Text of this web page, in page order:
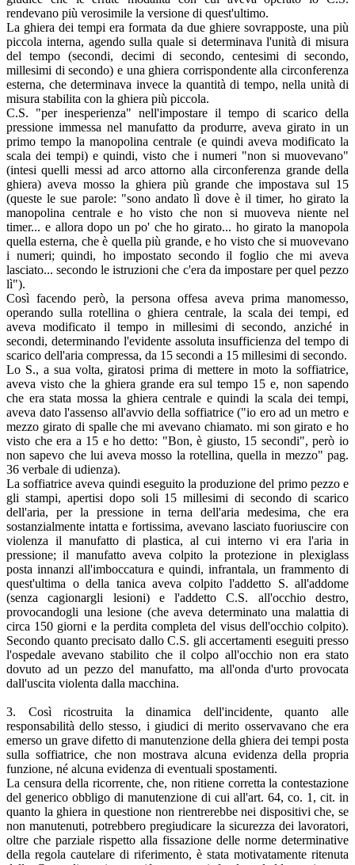
rendevano più verosimile la versione di quest'ultimo.
La ghiera dei tempi era formata da due ghiere sovrapposte, una più
piccola interna, agendo sulla quale si determinava l'unità di misura
del tempo (secondi, decimi di secondo, centesimi di secondo,
millesimi di secondo) e una ghiera corrispondente alla circonferenza
esterna, che determinava invece la quantità di tempo, nella unità di
misura stabilita con la ghiera più piccola.
C.S. "per inesperienza" nell'impostare il tempo di scarico della
pressione immessa nel manufatto da produrre, aveva girato in un
primo tempo la manopolina centrale (e quindi aveva modificato la
scala dei tempi) e quindi, visto che i numeri "non si muovevano"
(intesi quelli messi ad arco attorno alla circonferenza grande della
ghiera) aveva mosso la ghiera più grande che impostava sul 15
(queste le sue parole: "sono andato lì dove è il timer, ho girato la
manopolina centrale e ho visto che non si muoveva niente nel
timer... e allora dopo un po' che ho girato... ho girato la manopola
quella esterna, che è quella più grande, e ho visto che si muovevano
i numeri; quindi, ho impostato secondo il foglio che mi aveva
lasciato... secondo le istruzioni che c'era da impostare per quel pezzo
lì").
Così facendo però, la persona offesa aveva prima manomesso,
operando sulla rotellina o ghiera centrale, la scala dei tempi, ed
aveva modificato il tempo in millesimi di secondo, anziché in
secondi, determinando l'evidente assoluta insufficienza del tempo di
scarico dell'aria compressa, da 15 secondi a 15 millesimi di secondo.
Lo S., a sua volta, giratosi prima di mettere in moto la soffiatrice,
aveva visto che la ghiera grande era sul tempo 15 e, non sapendo
che era stata mossa la ghiera centrale e quindi la scala dei tempi,
aveva dato l'assenso all'avvio della soffiatrice ("io ero ad un metro e
mezzo girato di spalle che mi avevano chiamato. mi son girato e ho
visto che era a 15 e ho detto: "Bon, è giusto, 15 secondi", però io
non sapevo che lui aveva mosso la rotellina, quella in mezzo" pag.
36 verbale di udienza).
La soffiatrice aveva quindi eseguito la produzione del primo pezzo e
gli stampi, apertisi dopo soli 15 millesimi di secondo di scarico
dell'aria, per la pressione in­ terna dell'aria medesima, che era
sostanzialmente intatta e fortissima, avevano lasciato fuoriuscire con
violenza il manufatto di plastica, al cui interno vi era l'aria in
pressione; il manufatto aveva colpito la protezione in plexiglass
posta innanzi all'imboccatura e quindi, infrantala, un frammento di
quest'ultima o della tanica aveva colpito l'addetto S. all'addome
(senza cagionargli lesioni) e l'addetto C.S. all'occhio destro,
provocandogli una lesione (che aveva determinato una malattia di
circa 150 giorni e la perdita completa del visus dell'occhio colpito).
Secondo quanto precisato dallo C.S. gli accertamenti eseguiti presso
l'ospedale avevano stabilito che il colpo all'occhio non era stato
dovuto ad un pezzo del manufatto, ma all'onda d'urto provocata
dall'uscita violenta dalla macchina.
3. Così ricostruita la dinamica dell'incidente, quanto alle
responsabilità dello stesso, i giudici di merito osservavano che era
emerso un grave difetto di manutenzione della ghiera dei tempi posta
sulla soffiatrice, che non mostrava alcuna evidenza della propria
funzione, né alcuna evidenza di eventuali spostamenti.
La censura della ricorrente, che, non ritiene corretta la contestazione
del generico obbligo di manutenzione di cui all'art. 64, co. 1, cit. in
quanto la ghiera in questione non rientrerebbe nei dispositivi che, se
non manutenuti, potrebbero pregiudicare la sicurezza dei lavoratori,
oltre che parziale rispetto alla fissazione delle norme determinative
della regola cautelare di riferimento, è stata motivatamente ritenuta